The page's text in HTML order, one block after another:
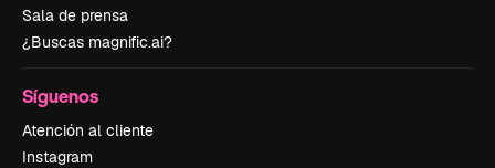
Sala de prensa
¿Buscas magnific.ai?
Síguenos
Atención al cliente
Instagram